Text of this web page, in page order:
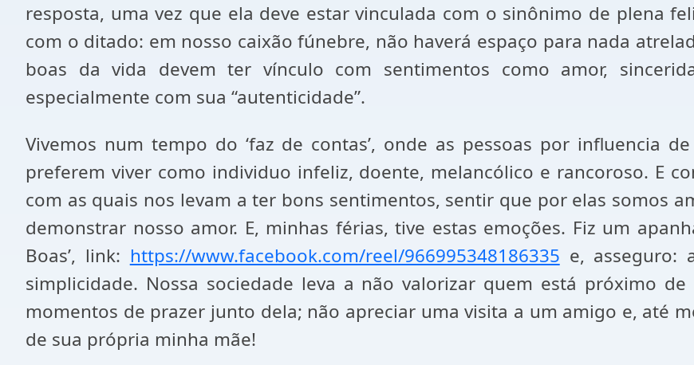
resposta, uma vez que ela deve estar vinculada com o sinônimo de plena
com o ditado: em nosso caixão fúnebre, não haverá espaço para nada
boas da vida devem ter vínculo com sentimentos como amor,
especialmente com sua “autenticidade”.
Vivemos num tempo do ‘faz de contas’, onde as pessoas por influencia
preferem viver como individuo infeliz, doente, melancólico e rancoroso. E
com as quais nos levam a ter bons sentimentos, sentir que por elas somos
demonstrar nosso amor. E, minhas férias, tive estas emoções. Fiz um
Boas’, link: https://www.facebook.com/reel/966995348186335 e, asseguro:
simplicidade. Nossa sociedade leva a não valorizar quem está próximo
momentos de prazer junto dela; não apreciar uma visita a um amigo e, até
de sua própria minha mãe!